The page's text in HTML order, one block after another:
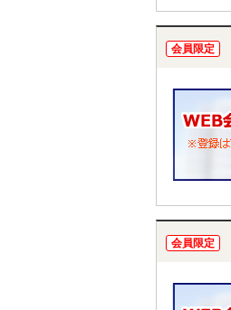
会員限定
会員限定